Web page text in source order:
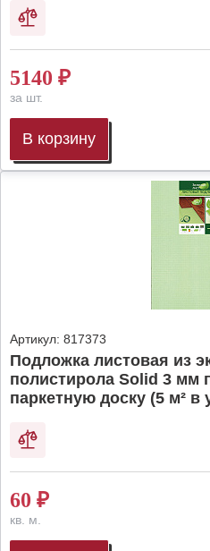
5140 ₽
за шт.
В корзину
Артикул: 817373
Подложка листовая из
полистирола Solid 3 мм
паркетную доску (5 м² в
60 ₽
кв. м.